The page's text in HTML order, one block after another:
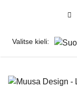
Valitse kieli: